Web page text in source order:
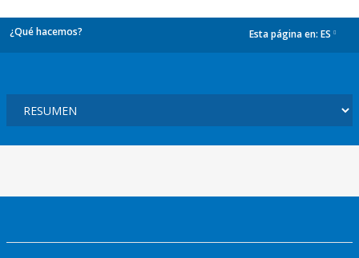
¿Qué hacemos? Esta página en: ES